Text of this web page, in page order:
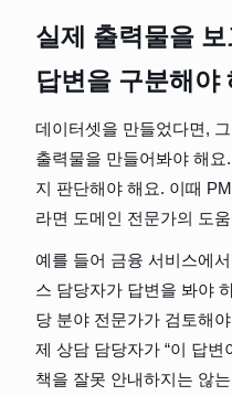
실제 출력물을
답변을 구분해야
데이터셋을 만들었다면,
출력물을 만들어봐야 해
지 판단해야 해요. 이때
라면 도메인 전문가의 도
예를 들어 금융 서비스에
스 담당자가 답변을 봐야
당 분야 전문가가 검토해
제 상담 담당자가 “이 답변
책을 잘못 안내하지는 않